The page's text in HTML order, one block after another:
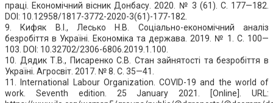
праці. Економічний вісник Донбасу. 2020. № 3 (61). С. 177—182.
DOI: 10.12958/1817-3772-2020-3(61)-177-182.
9. Кифяк В.І., Лесько Н.В. Соціально-економічний аналіз
безробіття в Україні. Економіка та держава. 2019. № 1. С. 100—
103. DOI: 10.32702/2306-6806.2019.1.100.
10. Дядик Т.В., Писаренко С.В. Стан зайнятості та безробіття в
Україні. Агросвіт. 2017. № 8. С. 35—41.
11. International Labour Organization. COVID-19 and the world of
work. Seventh edition. 25 January 2021. [Online]. URL: